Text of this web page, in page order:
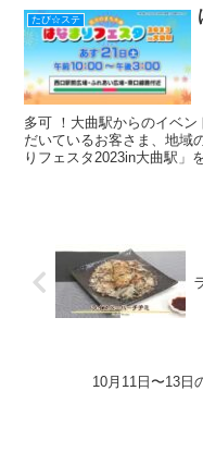
たび☆ステ
多可 ！大曲駅からのイベ
だいているお客さま、地域
りフェスタ2023in大曲駅」
10月11日〜13日